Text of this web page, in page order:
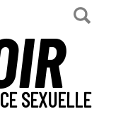
SEXUELLE